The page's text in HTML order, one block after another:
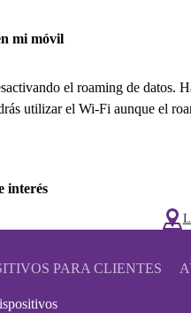
mi móvil
el roaming de datos.
utilizar el Wi-Fi aunque el
interés
PARA CLIENTES